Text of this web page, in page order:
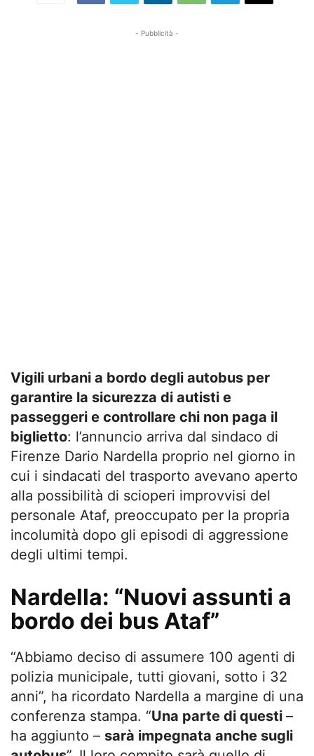
- Pubblicità -
Vigili urbani a bordo degli autobus per
garantire la sicurezza di autisti e
passeggeri e controllare chi non paga il
biglietto: l’annuncio arriva dal sindaco di
Firenze Dario Nardella proprio nel giorno in
cui i sindacati del trasporto avevano aperto
alla possibilità di scioperi improvvisi del
personale Ataf, preoccupato per la propria
incolumità dopo gli episodi di aggressione
degli ultimi tempi.
Nardella: “Nuovi assunti a
bordo dei bus Ataf”
“Abbiamo deciso di assumere 100 agenti di
polizia municipale, tutti giovani, sotto i 32
anni”, ha ricordato Nardella a margine di una
conferenza stampa. “Una parte di questi –
ha aggiunto – sarà impegnata anche sugli